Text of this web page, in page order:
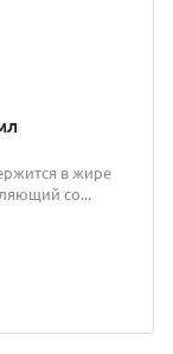
в жире
со...